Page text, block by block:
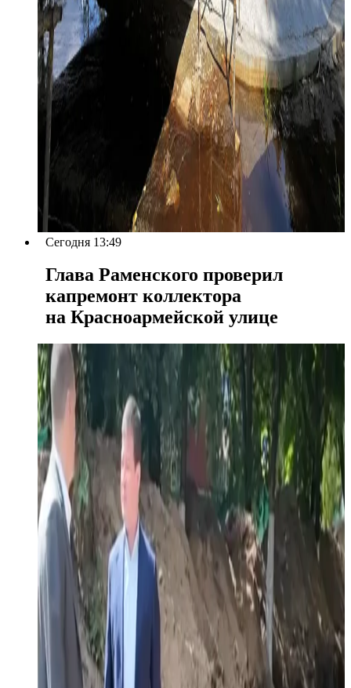
Сегодня 13:49
Глава Раменского проверил
капремонт коллектора
на Красноармейской улице